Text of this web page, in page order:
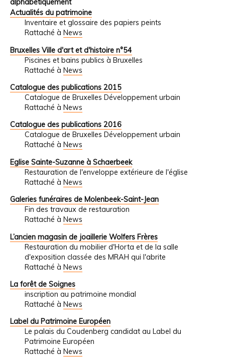
alphabétiquement
Actualités du patrimoine
Inventaire et glossaire des papiers peints
Rattaché à News
Bruxelles Ville d'art et d'histoire n°54
Piscines et bains publics à Bruxelles
Rattaché à News
Catalogue des publications 2015
Catalogue de Bruxelles Développement urbain
Rattaché à News
Catalogue des publications 2016
Catalogue de Bruxelles Développement urbain
Rattaché à News
Eglise Sainte-Suzanne à Schaerbeek
Restauration de l'enveloppe extérieure de l'église
Rattaché à News
Galeries funéraires de Molenbeek-Saint-Jean
Fin des travaux de restauration
Rattaché à News
L’ancien magasin de joaillerie Wolfers Frères
Restauration du mobilier d'Horta et de la salle
d'exposition classée des MRAH qui l'abrite
Rattaché à News
La forêt de Soignes
inscription au patrimoine mondial
Rattaché à News
Label du Patrimoine Européen
Le palais du Coudenberg candidat au Label du
Patrimoine Européen
Rattaché à News